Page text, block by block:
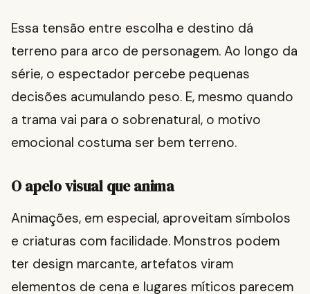
Essa tensão entre escolha e destino dá
terreno para arco de personagem. Ao longo da
série, o espectador percebe pequenas
decisões acumulando peso. E, mesmo quando
a trama vai para o sobrenatural, o motivo
emocional costuma ser bem terreno.
O apelo visual que anima
Animações, em especial, aproveitam símbolos
e criaturas com facilidade. Monstros podem
ter design marcante, artefatos viram
elementos de cena e lugares míticos parecem